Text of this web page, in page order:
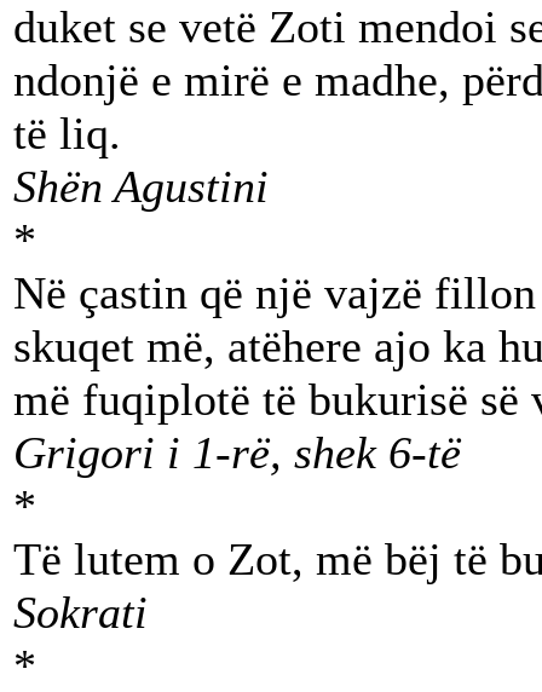
duket se vetë Zoti mendoi
ndonjë e mirë e madhe,
të liq.
Shën Agustini
*
Në çastin që një vajzë
skuqet më, atëhere ajo ka
më fuqiplotë të bukurisë së
Grigori i 1-rë, shek 6-të
*
Të lutem o Zot, më bëj të
Sokrati
*